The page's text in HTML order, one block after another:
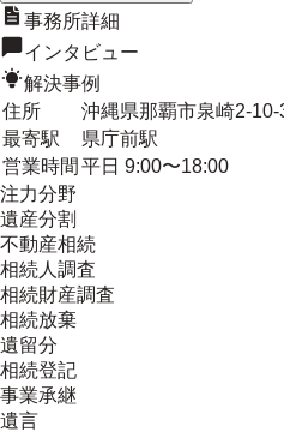
事務所詳細
インタビュー
解決事例
住所
沖縄県那覇市泉崎2-
最寄駅
県庁前駅
営業時間 平日 9:00〜18:00
注力分野
遺産分割
不動産相続
相続人調査
相続財産調査
相続放棄
遺留分
相続登記
事業承継
遺言